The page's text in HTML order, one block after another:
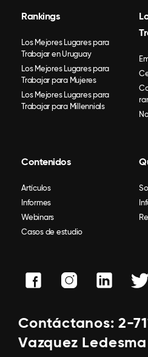
Rankings
Los Mejores Lugares para
Trabajar en Uruguay
Los Mejores Lugares para
Trabajar para Mujeres
Los Mejores Lugares para
Trabajar para Millennials
Contenidos
Artículos
Informes
Webinars
Casos de estudio
Contáctanos: 2-
Vazquez